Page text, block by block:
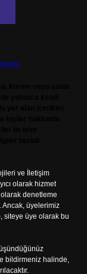
ve İletişim
olarak hizmet
denetleme
Ancak, üyelerimiz
siteye üye olarak bu
bildirmeniz halinde,